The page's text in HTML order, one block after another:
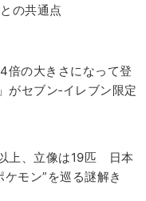
の共通点
倍の大きさになって登
がセブン‐イレブン限定
上、立像は19匹 日本
モン”を巡る謎解き